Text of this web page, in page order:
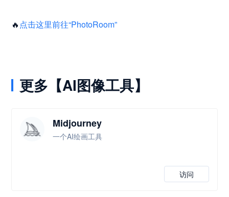
🔥 点击这里前往“PhotoRoom”
更多【AI图像工具】
Midjourney
一个AI绘画工具
访问